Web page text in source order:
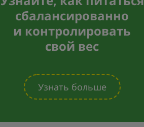
сбалансированно
и контролировать
свой вес
Узнать больше